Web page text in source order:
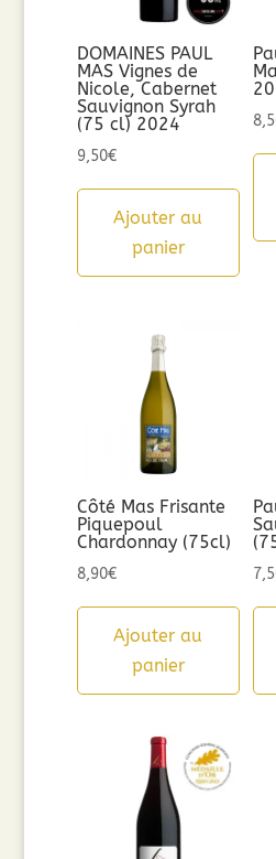
DOMAINES PAUL
MAS Vignes de
Nicole, Cabernet
Sauvignon Syrah
(75 cl) 2024
9,50€
Ajouter au
panier
Côté Mas Frisante
Piquepoul
Chardonnay (75cl)
8,90€
Ajouter au
panier